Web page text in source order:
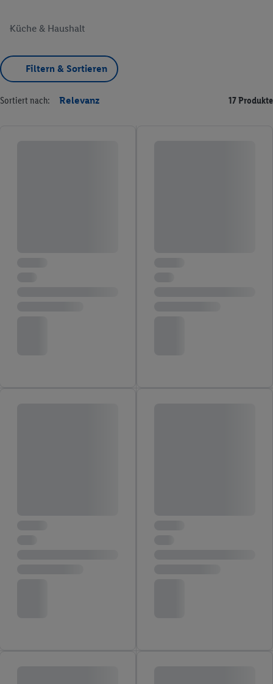
Küche & Haushalt
Filtern & Sortieren
Sortiert nach: Relevanz 17 Produkte